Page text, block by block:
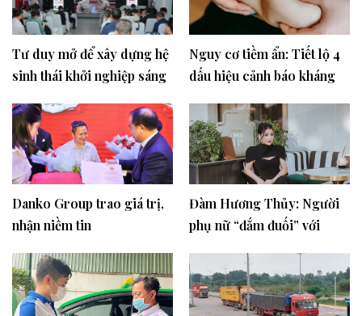
Tư duy mở để xây dựng hệ
sinh thái khởi nghiệp sáng
Nguy cơ tiềm ẩn: Tiết lộ 4
dấu hiệu cảnh báo kháng
Danko Group trao giá trị,
nhận niềm tin
Đàm Hương Thủy: Người
phụ nữ “đắm đuối” với
Việt Nam